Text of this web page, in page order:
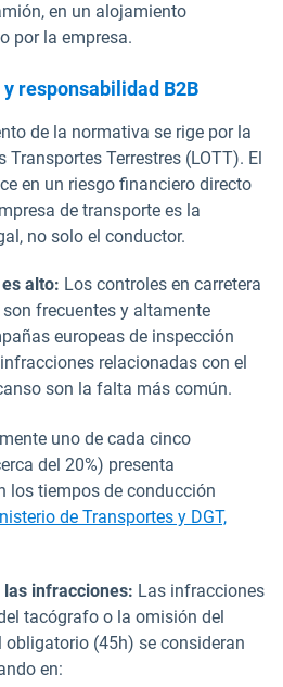
en un alojamiento
por la empresa.
responsabilidad B2B
de la normativa se rige por la
Transportes Terrestres (LOTT). El
en un riesgo financiero directo
de transporte es la
no solo el conductor.
alto: Los controles en carretera
frecuentes y altamente
europeas de inspección
relacionadas con el
son la falta más común.
uno de cada cinco
del 20%) presenta
los tiempos de conducción
de Transportes y DGT,
en una nueva ventana
las infracciones: Las infracciones
tacógrafo o la omisión del
obligatorio (45h) se consideran
en: